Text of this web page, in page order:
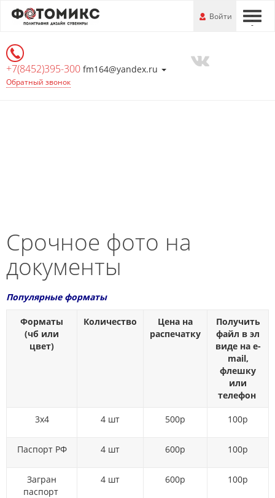
Перейти
информации
---
Войти
+7(8452)395-300 fm164@yandex.ru
Обратный звонок
Срочное фото на
документы
Популярные форматы
Форматы
(чб или
цвет)
Количество
Цена на
распечатку
Получить
файл в эл
виде на e-
mail,
флешку
или
телефон
3х4 4 шт 500р 100р
Паспорт РФ 4 шт 600р 100р
Загран
паспорт
4 шт 600р 100р